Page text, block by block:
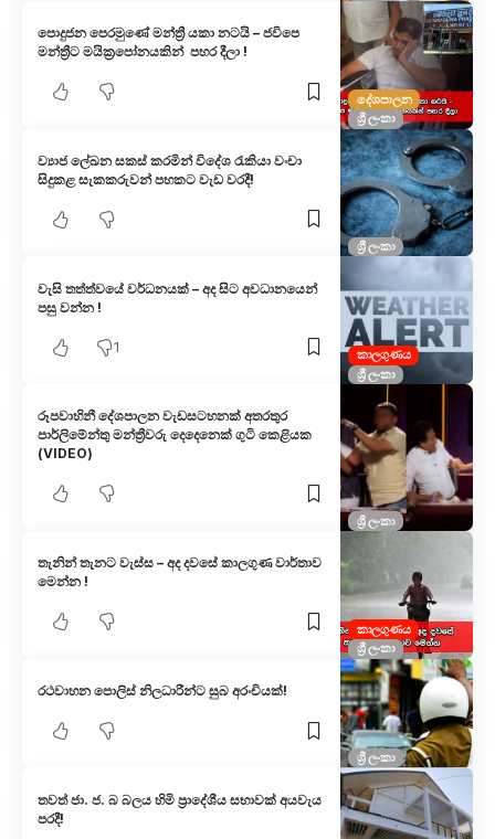
දේශපාලන
ශ්‍රී ලංකා
පොදුජන පෙරමුණේ මන්ත්‍රී යකා නටයි – ජවිපෙ
මන්ත්‍රීට මයික්‍රපෝනයකින් පහර දීලා !
ශ්‍රී ලංකා
ව්‍යාජ ලේඛන සකස් කරමින් විදේශ රැකියා වංචා
සිදුකළ සැකකරුවන් පහකට වැඩ වරදී!
කාලගුණය
ශ්‍රී ලංකා
වැසි තත්ත්වයේ වර්ධනයක් – අද සිට අවධානයෙන්
පසු වන්න !
1
ශ්‍රී ලංකා
රූපවාහිනී දේශපාලන වැඩසටහනක් අතරතුර
පාර්ලිමේන්තු මන්ත්‍රීවරු දෙදෙනෙක් ගුටි කෙළියක
(VIDEO)
කාලගුණය
ශ්‍රී ලංකා
තැනින් තැනට වැස්ස – අද දවසේ කාලගුණ වාර්තාව
මෙන්න !
ශ්‍රී ලංකා
රථවාහන පොලිස් නිලධාරීන්ට සුබ අරංචියක්!
තවත් ජා. ජ. බ බලය හිමි ප්‍රාදේශීය සභාවක් අයවැය
පරදී!